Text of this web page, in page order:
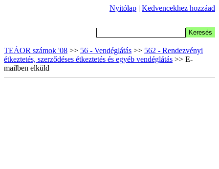
Nyitólap | Kedvencekhez hozzáad
TEÁOR számok '08 >> 56 - Vendéglátás >> 562 - Rendezvényi
étkeztetés, szerződéses étkeztetés és egyéb vendéglátás >> E-
mailben elküld